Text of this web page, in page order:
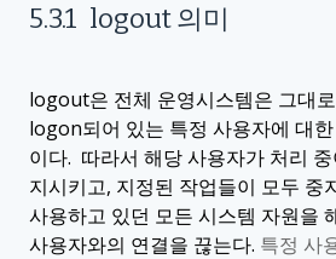
5.3.1 logout의미
logout은 전체 운영시스템은 그대
logon되어 있는 특정 사용자에 대
이다. 따라서 해당 사용자가 처리
지시키고, 지정된 작업들이 모두 중
사용하고 있던 모든 시스템 자원을
사용자와의 연결을 끊는다. 특정 사